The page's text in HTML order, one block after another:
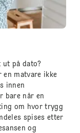
ut på dato?
matvare ikke
innen
bare når en
om hvor trygg
spises etter
og